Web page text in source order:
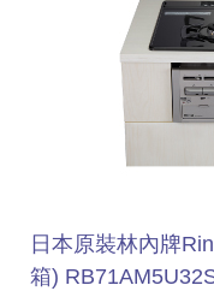
日本原裝林內牌
箱)